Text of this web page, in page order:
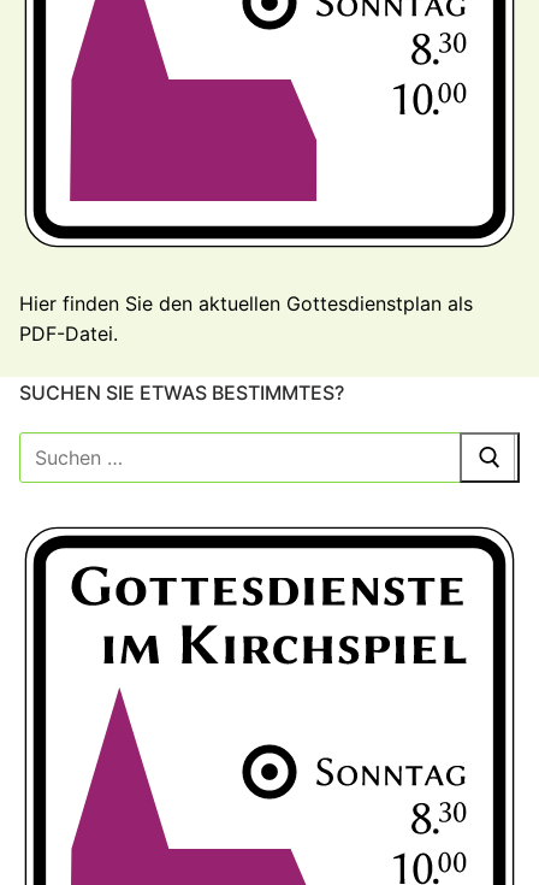
Hier finden Sie den aktuellen Gottesdienstplan als
PDF-Datei.
SUCHEN SIE ETWAS BESTIMMTES?
Suche
nach: